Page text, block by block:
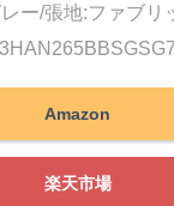
ー/張地:ファブリ
Amazon
楽天市場